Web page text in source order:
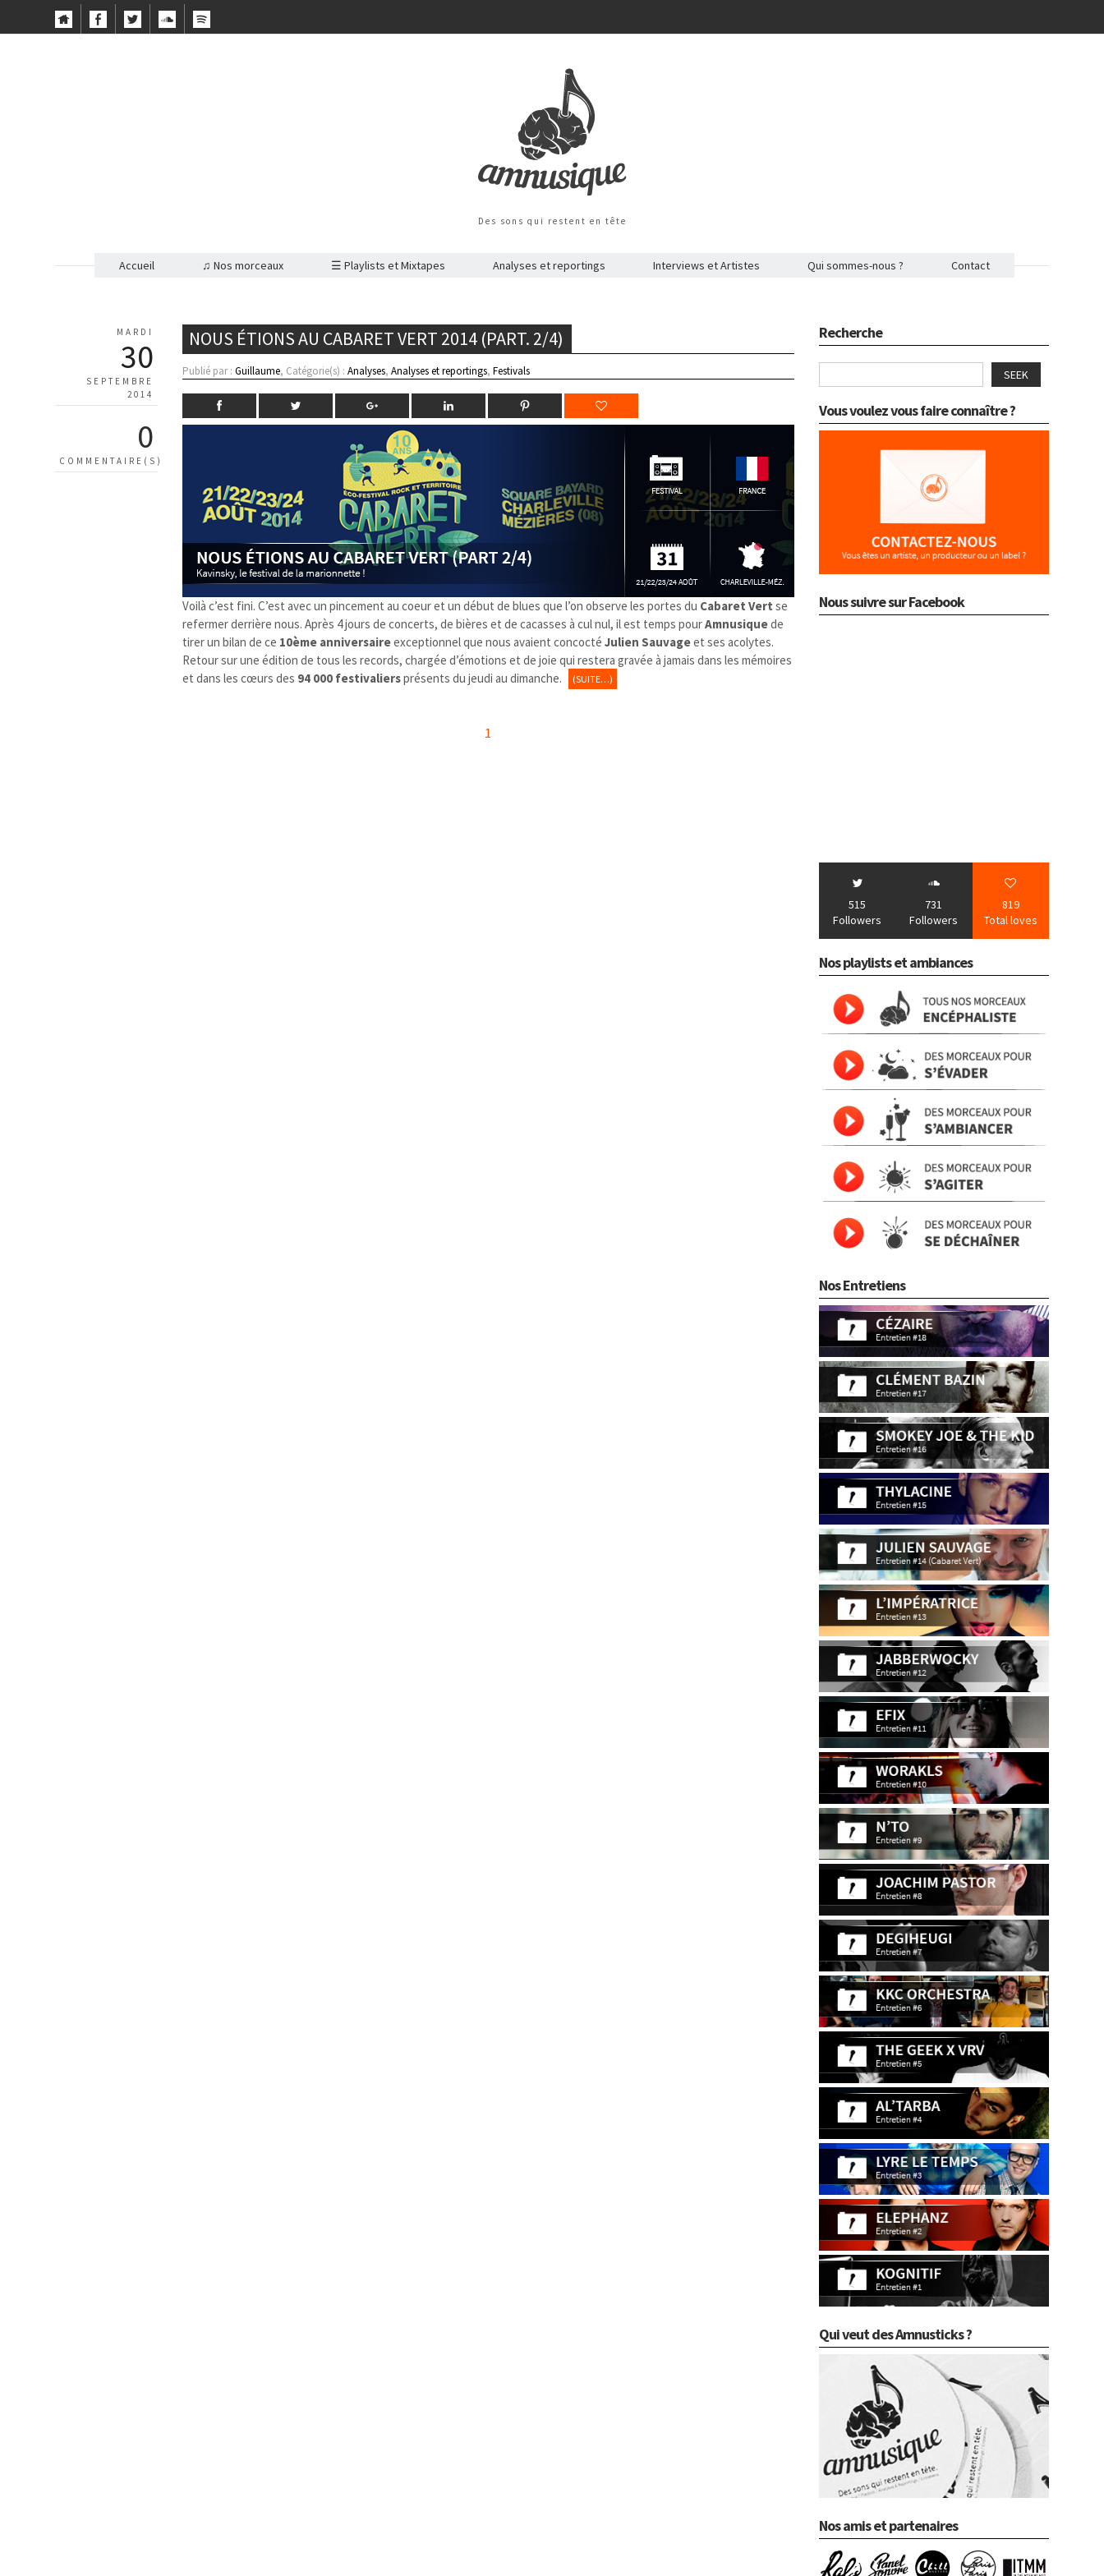
Des sons qui restent en tête
Accueil ♫ Nos morceaux ☰ Playlists et Mixtapes Analyses et reportings Interviews et Artistes Qui sommes-nous ? Contact
MARDI
30
SEPTEMBRE
2014
0
COMMENTAIRE(S)
NOUS ÉTIONS AU CABARET VERT 2014 (PART. 2/4)
Publié par :Guillaume, Catégorie(s) :Analyses,Analyses et reportings,Festivals
Voilà c’est fini. C’est avec un pincement au coeur et un début de blues que l’on observe les portes du Cabaret Vert se
refermer derrière nous. Après 4 jours de concerts, de bières et de cacasses à cul nul, il est temps pourAmnusiquede
tirer un bilan de ce 10ème anniversaireexceptionnel que nous avaient concoctéJulien Sauvageet ses acolytes.
Retour sur une édition de tous les records, chargée d’émotions et de joie qui restera gravée à jamais dans les mémoires
et dans les cœurs des 94 000 festivaliersprésents du jeudi au dimanche. (SUITE…)
1
Recherche
SEEK
Vous voulez vous faire connaître ?
Nous suivre sur Facebook
515
Followers
731
Followers
819
Total loves
Nos playlists et ambiances
Nos Entretiens
Qui veut des Amnusticks ?
Nos amis et partenaires